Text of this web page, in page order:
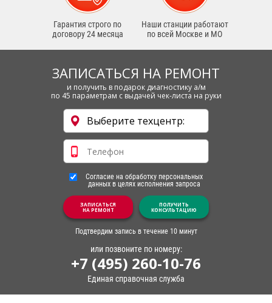
Гарантия строго по
договору 24 месяца
Наши станции работают
по всей Москве и МО
ЗАПИСАТЬСЯ НА РЕМОНТ
и получить в подарок диагностику а/м
по 45 параметрам с выдачей чек-листа на руки
Согласие на обработку персональных
данных в целях исполнения запроса
ЗАПИСАТЬСЯ
НА РЕМОНТ
ПОЛУЧИТЬ
КОНСУЛЬТАЦИЮ
Подтвердим запись в течение 10 минут
или позвоните по номеру:
+7 (495) 260-10-76
Единая справочная служба